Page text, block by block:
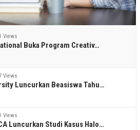
Views
Buka Program Creativ…
Views
Luncurkan Beasiswa Tahu…
Views
Luncurkan Studi Kasus Halo…